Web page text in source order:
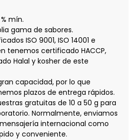
mín.
gama de sabores.
ISO 9001, ISO 14001 e
tenemos certificado HACCP,
Halal y kosher de este
capacidad, por lo que
plazos de entrega rápidos.
gratuitas de 10 a 50 g para
Normalmente, enviamos
internacional como
y conveniente.